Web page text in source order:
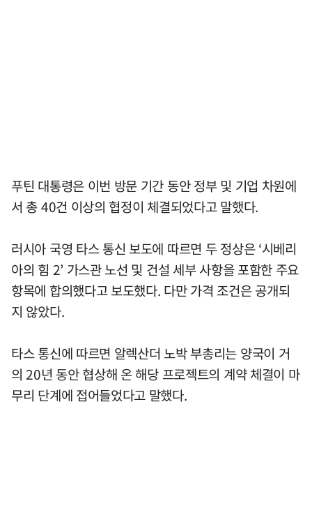
푸틴 대통령은 이번 방문 기간 동안 정부 및 기업 차원에
서 총 40건 이상의 협정이 체결되었다고 말했다.
러시아 국영 타스 통신 보도에 따르면 두 정상은 ‘시베리
아의 힘 2’ 가스관 노선 및 건설 세부 사항을 포함한 주요
항목에 합의했다고 보도했다. 다만 가격 조건은 공개되
지 않았다.
타스 통신에 따르면 알렉산더 노박 부총리는 양국이 거
의 20년 동안 협상해 온 해당 프로젝트의 계약 체결이 마
무리 단계에 접어들었다고 말했다.